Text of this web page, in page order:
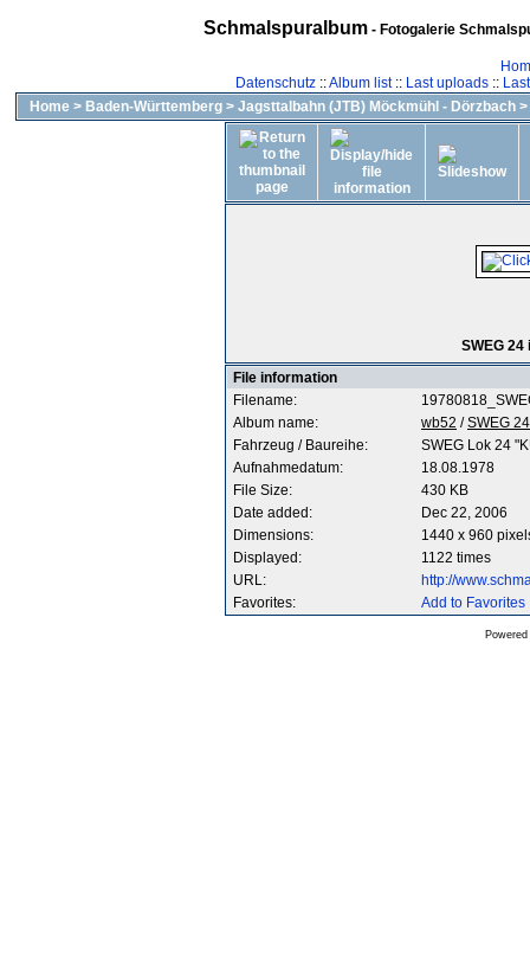
Schmalspuralbum- Fotogalerie
Datenschutz::Album list:: Last uploads::
Home > Baden-Württemberg > Jagsttalbahn (JTB) Möckmühl - Dörzbach >
SWEG
File information
Filename:
Album name:
wb52 /SWEG
Fahrzeug / Baureihe:
SWEG Lok 24
Aufnahmedatum:
18.08.1978
File Size:
430 KB
Date added:
Dec 22, 2006
Dimensions:
1440 x 960
Displayed:
1122 times
URL:
http://
Favorites:
Add to Favorites